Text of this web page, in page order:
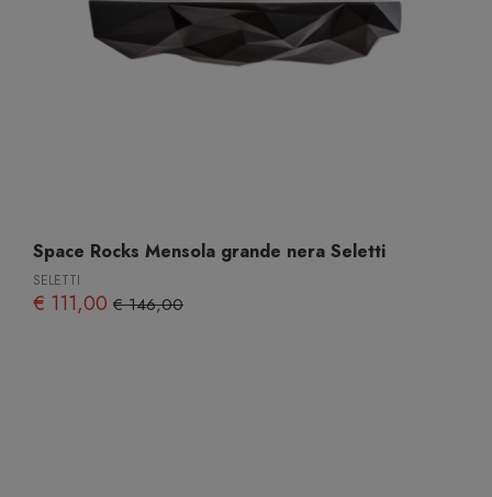
Space Rocks Mensola grande nera Seletti
SELETTI
€ 111,00 € 146,00